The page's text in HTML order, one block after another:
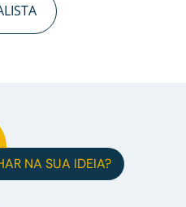
NA SUA IDEIA?